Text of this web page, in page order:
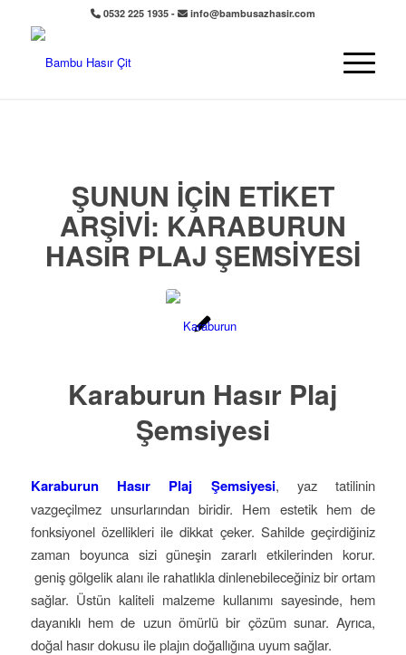
0532 225 1935 - info@bambusazhasir.com
ŞUNUN IÇIN ETIKET
ARŞIVI: KARABURUN
HASIR PLAJ ŞEMSIYESI
Karaburun Hasır Plaj
Şemsiyesi
Karaburun Hasır Plaj Şemsiyesi, yaz tatilinin
vazgeçilmez unsurlarından biridir. Hem estetik hem de
fonksiyonel özellikleri ile dikkat çeker. Sahilde geçirdiğiniz
zaman boyunca sizi güneşin zararlı etkilerinden korur.
geniş gölgelik alanı ile rahatlıkla dinlenebileceğiniz bir ortam
sağlar. Üstün kaliteli malzeme kullanımı sayesinde, hem
dayanıklı hem de uzun ömürlü bir çözüm sunar. Ayrıca,
doğal hasır dokusu ile plajın doğallığına uyum sağlar.